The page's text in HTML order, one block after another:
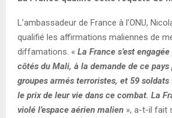
L’ambassadeur de France à l’ONU,
qualifié les affirmations maliennes de
diffamations. « La France s’est
côtés du Mali, à la demande de ce
groupes armés terroristes, et 59
le prix de leur vie dans ce combat. La
violé l’espace aérien malien », a-t-il fait